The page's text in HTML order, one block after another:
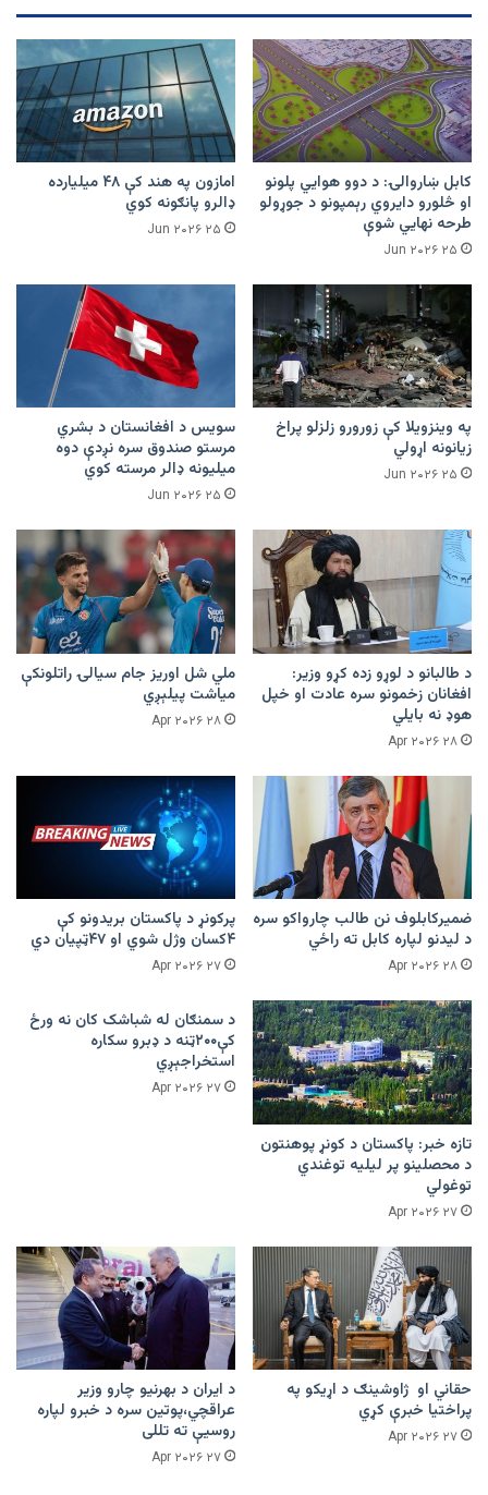
کابل ښاروالۍ: د دوو هوايي پلونو
او څلورو دایروي رېمپونو د جوړولو
طرحه نهایي شوې
۲۵ Jun ۲۰۲۶
امازون په هند کې ۴۸ میلیارده
ډالرو پانګونه کوي
۲۵ Jun ۲۰۲۶
په وینزویلا کې زورورو زلزلو پراخ
زیانونه اړولي
۲۵ Jun ۲۰۲۶
سویس د افغانستان د بشري
مرستو صندوق سره نږدې دوه
میلیونه ډالر مرسته کوي
۲۵ Jun ۲۰۲۶
د طالبانو د لوړو زده کړو وزیر:
افغانان زخمونو سره عادت او خپل
هوډ نه بایلي
۲۸ Apr ۲۰۲۶
ملي شل اوریز جام سیالۍ راتلونکې
میاشت پیلېږي
۲۸ Apr ۲۰۲۶
ضمیرکابلوف نن طالب چارواکو سره
د لیدنو لپاره کابل ته راځي
۲۸ Apr ۲۰۲۶
پرکونړ د پاکستان بریدونو کې
۴کسان وژل شوي او ۴۷ټپیان دي
۲۷ Apr ۲۰۲۶
تازه خبر: پاکستان د کونړ پوهنتون
د محصلینو پر لیلیه توغندي
توغولي
۲۷ Apr ۲۰۲۶
د سمنګان له شباشک کان نه ورځ
کې۲۰۰ټنه د ډبرو سکاره
استخراجېږي
۲۷ Apr ۲۰۲۶
حقاني او ژاوشینګ د اړیکو په
پراختیا خبرې کړي
۲۷ Apr ۲۰۲۶
د ایران د بهرنیو چارو وزیر
عراقچي،پوتین سره د خبرو لپاره
روسیې ته تللی
۲۷ Apr ۲۰۲۶